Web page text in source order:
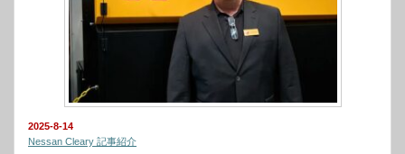
2025-8-14
Nessan Cleary 記事紹介